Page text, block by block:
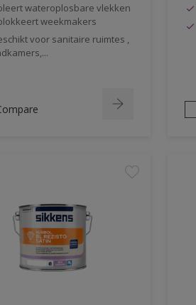
wateroplosbare vlekken
weekmakers
voor sanitaire ruimtes ,